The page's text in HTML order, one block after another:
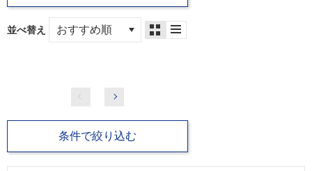
並べ替え
条件で絞り込む